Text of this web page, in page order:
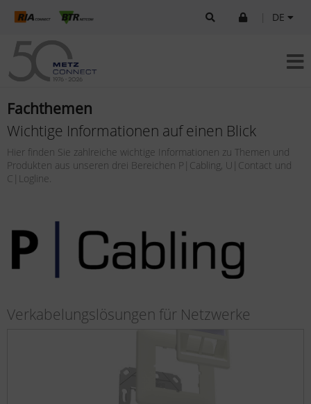
DE
Fachthemen
Wichtige Informationen auf einen Blick
Hier finden Sie zahlreiche wichtige Informationen zu Themen und
Produkten aus unseren drei Bereichen P|Cabling, U|Contact und
C|Logline.
Verkabelungslösungen für Netzwerke